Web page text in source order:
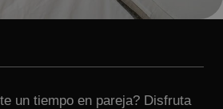
un tiempo en pareja? Disfruta